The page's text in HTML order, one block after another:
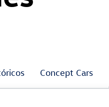
Concept Cars